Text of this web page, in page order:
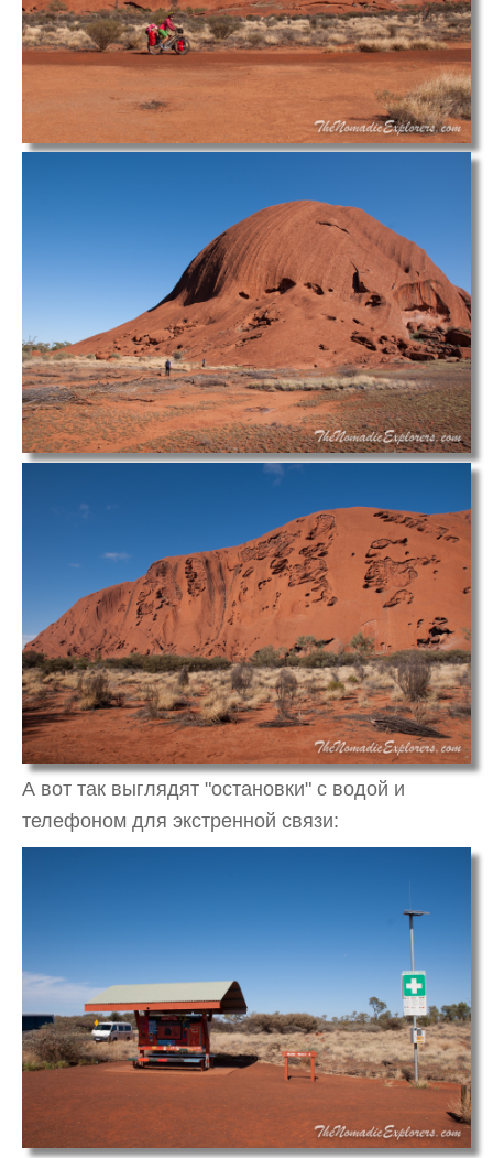
А вот так выглядят "остановки" с водой и
телефоном для экстренной связи: